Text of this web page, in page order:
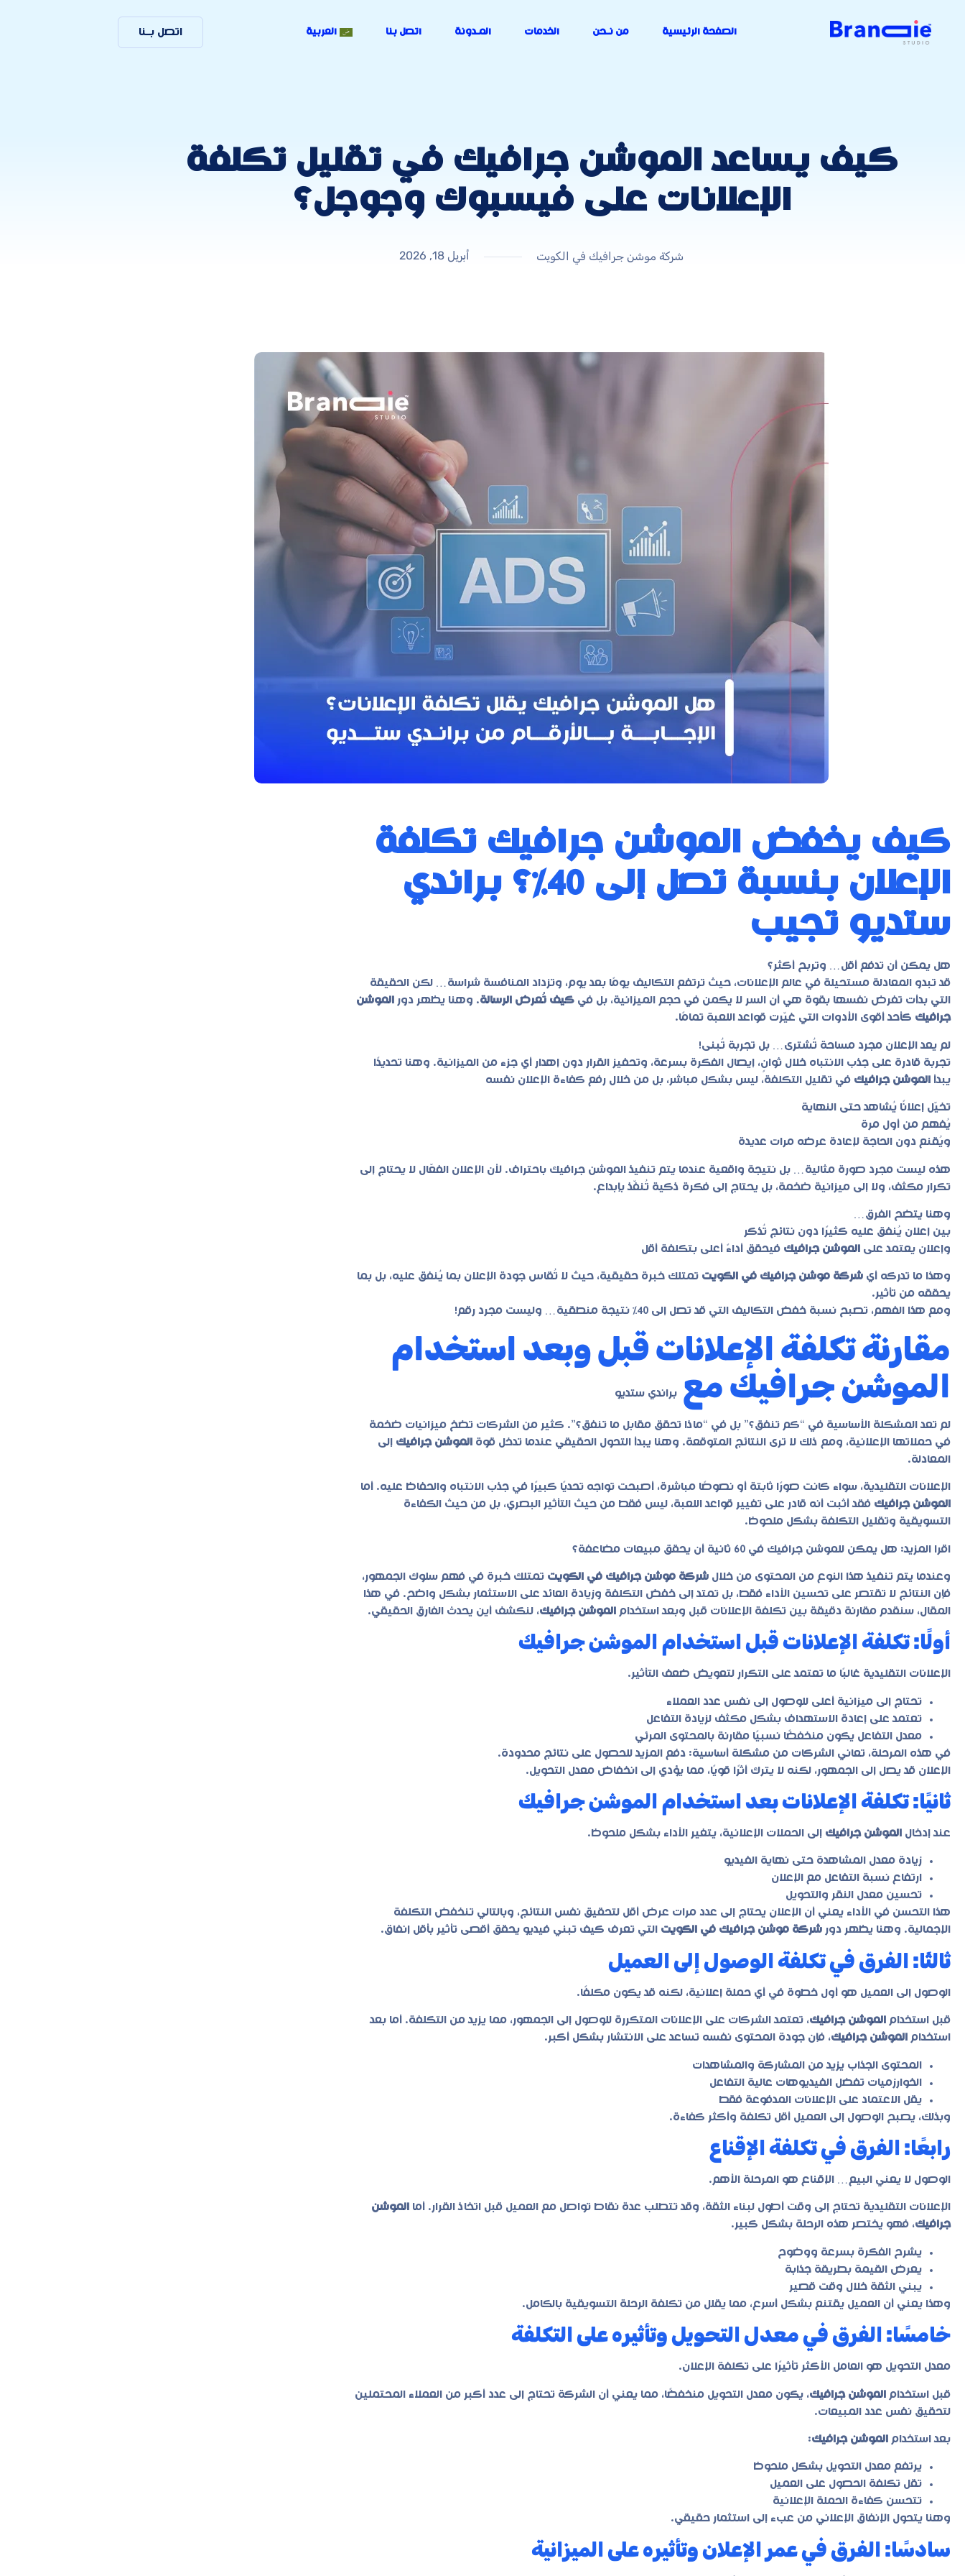
الصفحة الرئيسية من نـحن الخدمات المـدونة اتصل بنا العربية اتصل بـنا
كيف يساعد الموشن جرافيك في تقليل تكلفة
الإعلانات على فيسبوك وجوجل؟
شركة موشن جرافيك في الكويت أبريل 18, 2026
كيف يخفض الموشن جرافيك تكلفة
الإعلان بنسبة تصل إلى 40%؟ براندي
ستديو تجيب
هل يمكن أن تدفع أقل… وتربح أكثر؟
قد تبدو المعادلة مستحيلة في عالم الإعلانات، حيث ترتفع التكاليف يومًا بعد يوم، وتزداد المنافسة شراسة… لكن الحقيقة
التي بدأت تفرض نفسها بقوة هي أن السر لا يكمن في حجم الميزانية، بل في كيف تُعرض الرسالة. وهنا يظهر دور الموشن
جرافيك كأحد أقوى الأدوات التي غيّرت قواعد اللعبة تمامًا.
لم يعد الإعلان مجرد مساحة تُشترى… بل تجربة تُبنى!
تجربة قادرة على جذب الانتباه خلال ثوانٍ، إيصال الفكرة بسرعة، وتحفيز القرار دون إهدار أي جزء من الميزانية. وهنا تحديدًا
يبدأ
الموشن جرافيك في تقليل التكلفة، ليس بشكل مباشر، بل من خلال رفع كفاءة الإعلان نفسه
تخيّل إعلانًا يُشاهد حتى النهاية
يُفهم من أول مرة
ويُقنع دون الحاجة لإعادة عرضه مرات عديدة
هذه ليست مجرد صورة مثالية… بل نتيجة واقعية عندما يتم تنفيذالموشن جرافيك باحتراف. لأن الإعلان الفعّال لا يحتاج إلى
تكرار مكثف، ولا إلى ميزانية ضخمة، بل يحتاج إلى فكرة ذكية تُنفّذ بإبداع.
وهنا يتضح الفرق…
بين إعلان يُنفق عليه كثيرًا دون نتائج تُذكر
وإعلان يعتمد على الموشن جرافيك فيحقق أداءً أعلى بتكلفة أقل
وهذا ما تدركه أي شركة موشن جرافيك في الكويت تمتلك خبرة حقيقية، حيث لا تُقاس جودة الإعلان بما يُنفق عليه، بل بما
يحققه من تأثير.
ومع هذا الفهم، تصبح نسبة خفض التكاليف التي قد تصل إلى 40% نتيجة منطقية… وليست مجرد رقم!
مقارنة تكلفة الإعلانات قبل وبعد استخدام
الموشن جرافيك مع
براندي ستديو
لم تعد المشكلة الأساسية في “كم تنفق؟” بل في “ماذا تحقق مقابل ما تنفق؟”. كثير من الشركات تضخ ميزانيات ضخمة
في حملاتها الإعلانية، ومع ذلك لا ترى النتائج المتوقعة. وهنا يبدأ التحول الحقيقي عندما تدخل قوة الموشن جرافيك إلى
المعادلة.
الإعلانات التقليدية، سواء كانت صورًا ثابتة أو نصوصًا مباشرة، أصبحت تواجه تحديًا كبيرًا في جذب الانتباه والحفاظ عليه. أما
الموشن جرافيك فقد أثبت أنه قادر على تغيير قواعد اللعبة، ليس فقط من حيث التأثير البصري، بل من حيث الكفاءة
التسويقية وتقليل التكلفة بشكل ملحوظ.
اقرا المزيد: هل يمكن للموشن جرافيك في 60 ثانية أن يحقق مبيعات مضاعفة؟
وعندما يتم تنفيذ هذا النوع من المحتوى من خلال شركة موشن جرافيك في الكويت تمتلك خبرة في فهم سلوك الجمهور،
فإن النتائج لا تقتصر على تحسين الأداء فقط، بل تمتد إلى خفض التكلفة وزيادة العائد على الاستثمار بشكل واضح. في هذا
المقال، سنقدم مقارنة دقيقة بين تكلفة الإعلانات قبل وبعد استخدام الموشن جرافيك، لنكشف أين يحدث الفارق الحقيقي.
أولًا: تكلفة الإعلانات قبل استخدام الموشن جرافيك
الإعلانات التقليدية غالبًا ما تعتمد على التكرار لتعويض ضعف التأثير.
تحتاج إلى ميزانية أعلى للوصول إلى نفس عدد العملاء
تعتمد على إعادة الاستهداف بشكل مكثف لزيادة التفاعل
معدل التفاعل يكون منخفضًا نسبيًا مقارنة بالمحتوى المرئي
في هذه المرحلة، تعاني الشركات من مشكلة أساسية: دفع المزيد للحصول على نتائج محدودة.
الإعلان قد يصل إلى الجمهور، لكنه لا يترك أثرًا قويًا، مما يؤدي إلى انخفاض معدل التحويل.
ثانيًا: تكلفة الإعلانات بعد استخدام الموشن جرافيك
عند إدخال الموشن جرافيك إلى الحملات الإعلانية، يتغير الأداء بشكل ملحوظ.
زيادة معدل المشاهدة حتى نهاية الفيديو
ارتفاع نسبة التفاعل مع الإعلان
تحسين معدل النقر والتحويل
هذا التحسن في الأداء يعني أن الإعلان يحتاج إلى عدد مرات عرض أقل لتحقيق نفس النتائج، وبالتالي تنخفض التكلفة
الإجمالية. وهنا يظهر دور شركة موشن جرافيك في الكويت التي تعرف كيف تبني فيديو يحقق أقصى تأثير بأقل إنفاق.
ثالثًا: الفرق في تكلفة الوصول إلى العميل
الوصول إلى العميل هو أول خطوة في أي حملة إعلانية، لكنه قد يكون مكلفًا.
قبل استخدام الموشن جرافيك، تعتمد الشركات على الإعلانات المتكررة للوصول إلى الجمهور، مما يزيد من التكلفة. أما بعد
استخدام الموشن جرافيك، فإن جودة المحتوى نفسه تساعد على الانتشار بشكل أكبر.
المحتوى الجذاب يزيد من المشاركة والمشاهدات
الخوارزميات تفضل الفيديوهات عالية التفاعل
يقل الاعتماد على الإعلانات المدفوعة فقط
وبذلك، يصبح الوصول إلى العميل أقل تكلفة وأكثر كفاءة.
رابعًا: الفرق في تكلفة الإقناع
الوصول لا يعني البيع… الإقناع هو المرحلة الأهم.
الإعلانات التقليدية تحتاج إلى وقت أطول لبناء الثقة، وقد تتطلب عدة نقاط تواصل مع العميل قبل اتخاذ القرار. أما الموشن
جرافيك، فهو يختصر هذه الرحلة بشكل كبير.
يشرح الفكرة بسرعة ووضوح
يعرض القيمة بطريقة جذابة
يبني الثقة خلال وقت قصير
وهذا يعني أن العميل يقتنع بشكل أسرع، مما يقلل من تكلفة الرحلة التسويقية بالكامل.
خامسًا: الفرق في معدل التحويل وتأثيره على التكلفة
معدل التحويل هو العامل الأكثر تأثيرًا على تكلفة الإعلان.
قبل استخدام الموشن جرافيك، يكون معدل التحويل منخفضًا، مما يعني أن الشركة تحتاج إلى عدد أكبر من العملاء المحتملين
لتحقيق نفس عدد المبيعات.
بعد استخدام الموشن جرافيك:
يرتفع معدل التحويل بشكل ملحوظ
تقل تكلفة الحصول على العميل
تتحسن كفاءة الحملة الإعلانية
وهنا يتحول الإنفاق الإعلاني من عبء إلى استثمار حقيقي.
سادسًا: الفرق في عمر الإعلان وتأثيره على الميزانية